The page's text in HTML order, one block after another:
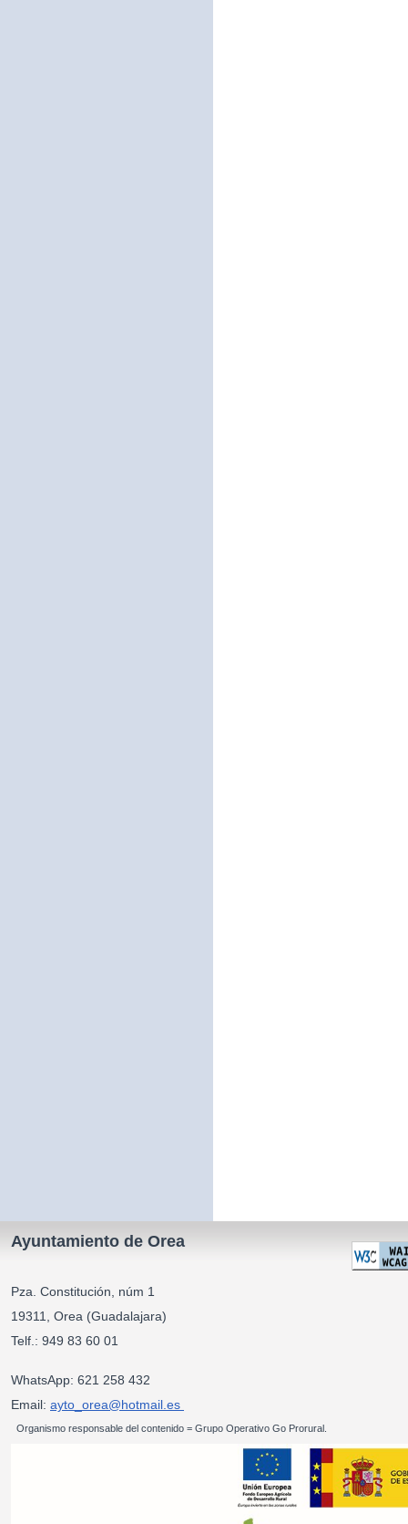
Ayuntamiento de Orea
Pza. Constitución, núm 1
19311, Orea (Guadalajara)
Telf.: 949 83 60 01
WhatsApp: 621 258 432
Email: ayto_orea@hotmail.es
Organismo responsable del contenido = Grupo Operativo Go Prorural.